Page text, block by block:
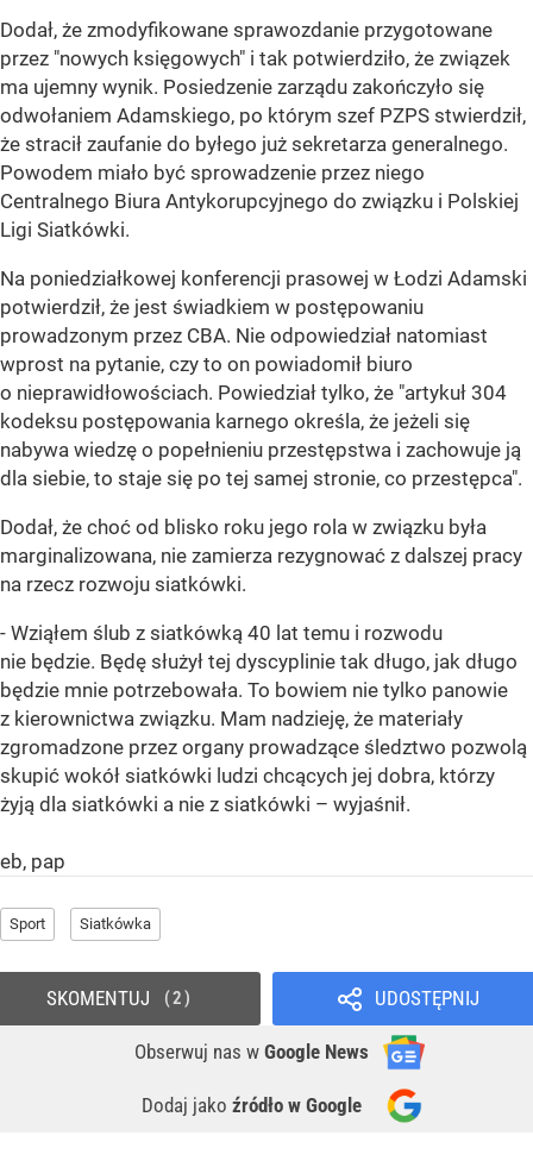
Dodał, że zmodyfikowane sprawozdanie przygotowane
przez "nowych księgowych" i tak potwierdziło, że związek
ma ujemny wynik. Posiedzenie zarządu zakończyło się
odwołaniem Adamskiego, po którym szef PZPS stwierdził,
że stracił zaufanie do byłego już sekretarza generalnego.
Powodem miało być sprowadzenie przez niego
Centralnego Biura Antykorupcyjnego do związku i Polskiej
Ligi Siatkówki.
Na poniedziałkowej konferencji prasowej w Łodzi Adamski
potwierdził, że jest świadkiem w postępowaniu
prowadzonym przez CBA. Nie odpowiedział natomiast
wprost na pytanie, czy to on powiadomił biuro
o nieprawidłowościach. Powiedział tylko, że "artykuł 304
kodeksu postępowania karnego określa, że jeżeli się
nabywa wiedzę o popełnieniu przestępstwa i zachowuje ją
dla siebie, to staje się po tej samej stronie, co przestępca".
Dodał, że choć od blisko roku jego rola w związku była
marginalizowana, nie zamierza rezygnować z dalszej pracy
na rzecz rozwoju siatkówki.
- Wziąłem ślub z siatkówką 40 lat temu i rozwodu
nie będzie. Będę służył tej dyscyplinie tak długo, jak długo
będzie mnie potrzebowała. To bowiem nie tylko panowie
z kierownictwa związku. Mam nadzieję, że materiały
zgromadzone przez organy prowadzące śledztwo pozwolą
skupić wokół siatkówki ludzi chcących jej dobra, którzy
żyją dla siatkówki a nie z siatkówki – wyjaśnił.
eb, pap
Sport Siatkówka
UDOSTĘPNIJ
Obserwuj nas w Google News
Dodaj jako źródło w Google
SKOMENTUJ 2